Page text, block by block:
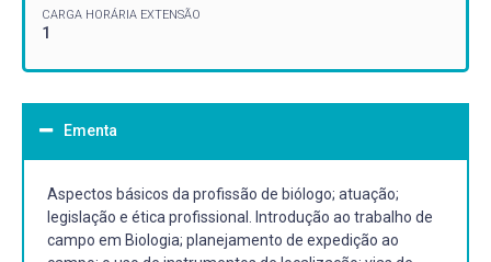
CARGA HORÁRIA EXTENSÃO
1
Ementa
Aspectos básicos da profissão de biólogo; atuação;
legislação e ética profissional. Introdução ao trabalho de
campo em Biologia; planejamento de expedição ao